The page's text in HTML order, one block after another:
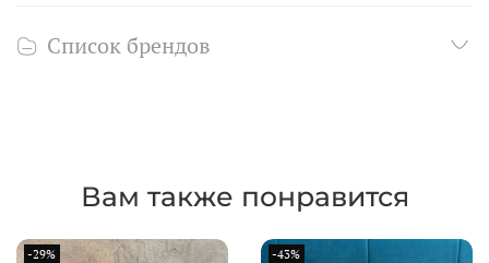
Список брендов
Вам также понравится
-29% -43%